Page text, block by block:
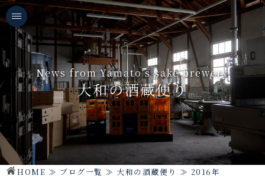
News from Yamato's sake brewery
大和の酒蔵便り
HOME ≫ ブログ一覧 ≫ 大和の酒蔵便り ≫ 2016年